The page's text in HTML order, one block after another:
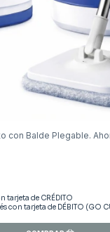
con Balde Plegable.